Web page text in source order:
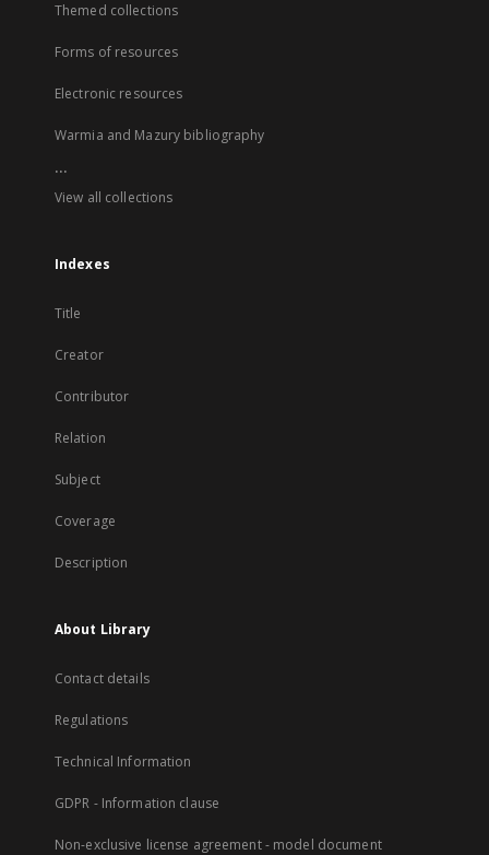
Themed collections
Forms of resources
Electronic resources
Warmia and Mazury bibliography
...
View all collections
Indexes
Title
Creator
Contributor
Relation
Subject
Coverage
Description
About Library
Contact details
Regulations
Technical Information
GDPR - Information clause
Non-exclusive license agreement - model document